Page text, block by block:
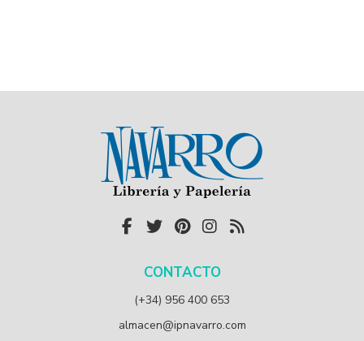
CONTACTO
(+34) 956 400 653
almacen@ipnavarro.com